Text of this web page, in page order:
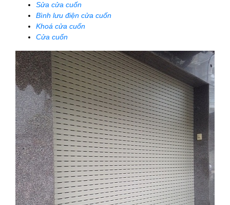
Sửa cửa cuốn
Bình lưu điện cửa cuốn
Khoá cửa cuốn
Cửa cuốn